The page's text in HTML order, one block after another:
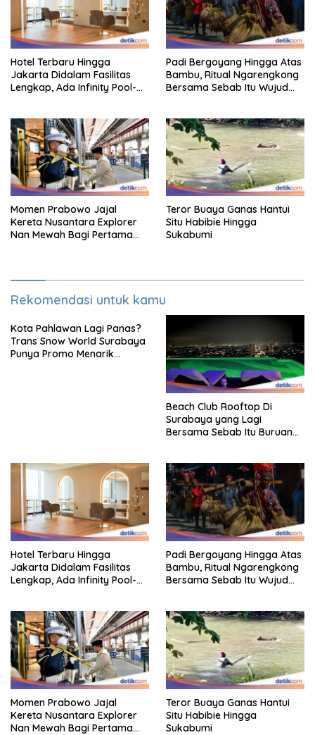
Hotel Terbaru Hingga
Jakarta Didalam Fasilitas
Lengkap, Ada Infinity Pool-
Padi Bergoyang Hingga Atas
Bambu, Ritual Ngarengkong
Bersama Sebab Itu Wujud
Momen Prabowo Jajal
Kereta Nusantara Explorer
Nan Mewah Bagi Pertama
Teror Buaya Ganas Hantui
Situ Habibie Hingga
Sukabumi
Rekomendasi untuk kamu
Kota Pahlawan Lagi Panas?
Trans Snow World Surabaya
Punya Promo Menarik
Beach Club Rooftop Di
Surabaya yang Lagi
Bersama Sebab Itu Buruan
Hotel Terbaru Hingga
Jakarta Didalam Fasilitas
Lengkap, Ada Infinity Pool-
Padi Bergoyang Hingga Atas
Bambu, Ritual Ngarengkong
Bersama Sebab Itu Wujud
Momen Prabowo Jajal
Kereta Nusantara Explorer
Nan Mewah Bagi Pertama
Teror Buaya Ganas Hantui
Situ Habibie Hingga
Sukabumi